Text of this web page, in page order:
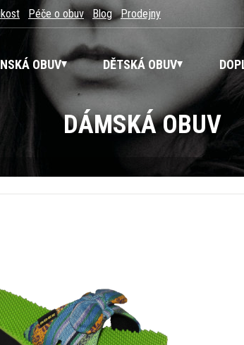
Péče o obuv Blog Prodejny
OBUV DĚTSKÁ OBUV
DÁMSKÁ OBUV